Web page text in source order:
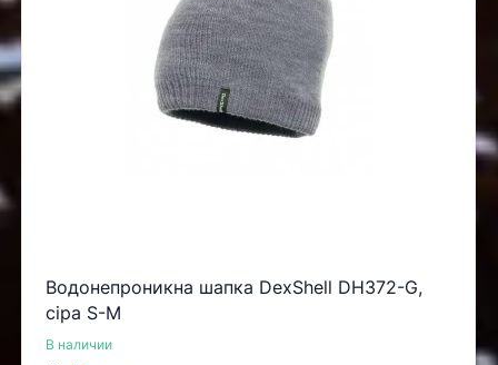
Водонепроникна шапка DexShell DH372-G,
сіра S-M
В наличии